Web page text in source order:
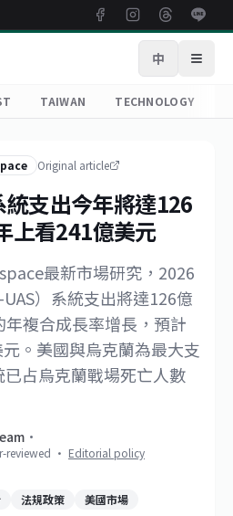
中 Open
TAIWAN TECHNOLOGY
Original article
支出今年將達126
上看241億美元
最新市場研究，2026
）系統支出將達126億
複合成長率增長，預計
。美國與烏克蘭為最大支
占烏克蘭戰場死亡人數
·
reviewed · Editorial policy
法規政策 美國市場